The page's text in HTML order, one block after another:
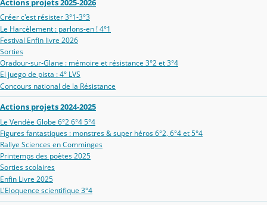
Actions projets 2025-2026
Créer c'est résister 3°1-3°3
Le Harcèlement : parlons-en ! 4°1
Festival Enfin livre 2026
Sorties
Oradour‑sur‑Glane : mémoire et résistance 3°2 et 3°4
El juego de pista : 4° LVS
Concours national de la Résistance
Actions projets 2024-2025
Le Vendée Globe 6°2 6°4 5°4
Figures fantastiques : monstres & super héros 6°2, 6°4 et 5°4
Rallye Sciences en Comminges
Printemps des poètes 2025
Sorties scolaires
Enfin Livre 2025
L'Eloquence scientifique 3°4